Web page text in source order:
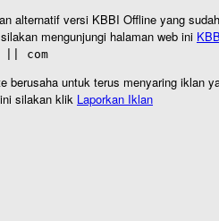
alternatif versi KBBI Offline yang
mengunjungi halaman web ini
|| com
berusaha untuk terus menyaring iklan
silakan klik Laporkan Iklan